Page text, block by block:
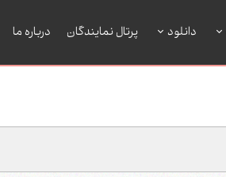
دانلود پرتال نمایندگان درباره ما